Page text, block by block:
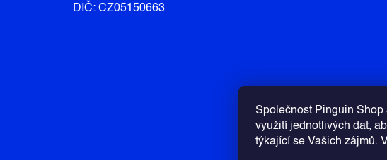
Společnost Pinguin Shop
využití jednotlivých dat,
týkající se Vašich zájmů.
DIČ: CZ05150663